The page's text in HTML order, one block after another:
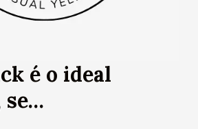
é o ideal
se…